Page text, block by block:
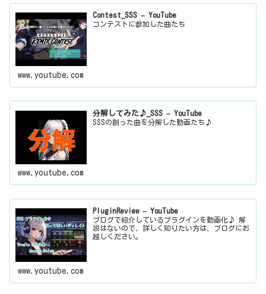
Contest_SSS – YouTube
コンテストに参加した曲たち
www.youtube.com
分解してみた♪_SSS – YouTube
SSSの創った曲を分解した動画たち♪
www.youtube.com
PluginReview – YouTube
ブログで紹介しているプラグインを動画化♪ 解
説はないので、詳しく知りたい方は、ブログにお
越しください。
www.youtube.com